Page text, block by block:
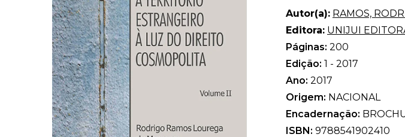
Autor(a): RAMOS,
Editora: UNIJUI
Páginas: 200
Edição: 1 - 2017
Ano: 2017
Origem: NACIONAL
Encadernação:
ISBN: 9788541902410